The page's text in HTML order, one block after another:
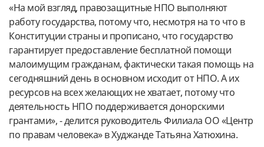
«На мой взгляд, правозащитные НПО выполняют
работу государства, потому что, несмотря на то что в
Конституции страны и прописано, что государство
гарантирует предоставление бесплатной помощи
малоимущим гражданам, фактически такая помощь на
сегодняшний день в основном исходит от НПО. А их
ресурсов на всех желающих не хватает, потому что
деятельность НПО поддерживается донорскими
грантами», - делится руководитель Филиала ОО «Центр
по правам человека» в Худжанде Татьяна Хатюхина.